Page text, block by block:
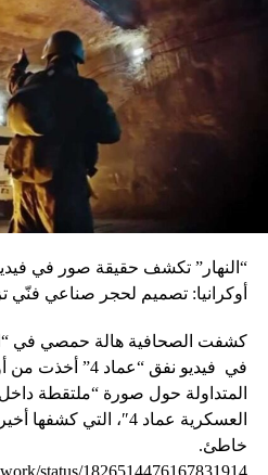
أوكرانيا: تصميم لحجر صناعي فنّي
كشفت الصحافية هالة حمصي في
في فيديو
نفق “عماد 4”
المتداولة حول صورة “ملتقطة
العسكرية عماد 4″، التي
خاطئ.
status/1826514476167831914